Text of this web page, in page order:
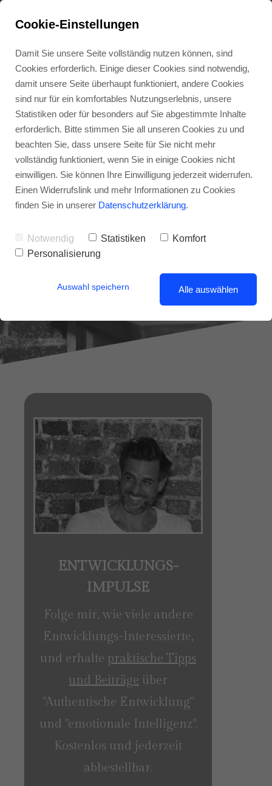
Podcast Folge 1 #:
Vorstellung und
WARUM von
"Mission
Mensch"-Podcast
ENTWICKLUNGS-
IMPULSE
Folge mir, wie viele andere
Entwicklungs-Interessierte,
und erhalte praktische Tipps
und Beiträge über
"Authentische Entwicklung"
und "emotionale Intelligenz".
Kostenlos und jederzeit
abbestellbar.
Cookie-Einstellungen
Damit Sie unsere Seite vollständig nutzen können, sind
Cookies erforderlich. Einige dieser Cookies sind notwendig,
damit unsere Seite überhaupt funktioniert, andere Cookies
sind nur für ein komfortables Nutzungserlebnis, unsere
Statistiken oder für besonders auf Sie abgestimmte Inhalte
erforderlich. Bitte stimmen Sie all unseren Cookies zu und
beachten Sie, dass unsere Seite für Sie nicht mehr
vollständig funktioniert, wenn Sie in einige Cookies nicht
einwilligen. Sie können Ihre Einwilligung jederzeit widerrufen.
Einen Widerrufslink und mehr Informationen zu Cookies
finden Sie in unserer Datenschutzerklärung.
Notwendig Statistiken
Komfort
Personalisierung
Auswahl speichern Alle auswählen